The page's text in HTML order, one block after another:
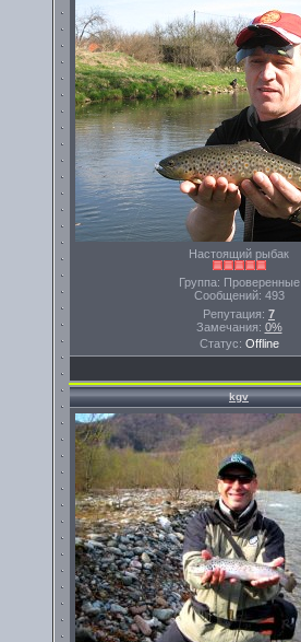
Настоящий рыбак
Группа: Проверенные
Сообщений: 493
Репутация: 7
Замечания: 0%
Статус: Offline
kgv